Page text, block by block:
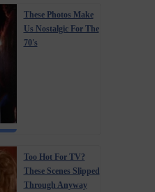
These Photos Make
Us Nostalgic For The
70's
Too Hot For TV?
These Scenes Slipped
Through Anyway